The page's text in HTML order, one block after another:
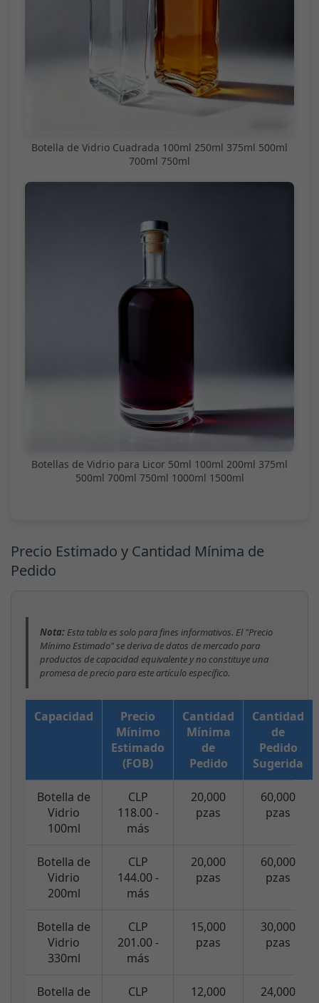
Botella de Vidrio Cuadrada 100ml 250ml 375ml 500ml
700ml 750ml
Botellas de Vidrio para Licor 50ml 100ml 200ml 375ml
500ml 700ml 750ml 1000ml 1500ml
Precio Estimado y Cantidad Mínima de
Pedido
Nota:Esta tabla es solo para fines informativos. El "Precio
Mínimo Estimado" se deriva de datos de mercado para
productos de capacidad equivalente y no constituye una
promesa de precio para este artículo específico.
Capacidad
Precio
Mínimo
Estimado
(FOB)
Cantidad
Mínima
de
Pedido
Cantidad
de
Pedido
Sugerida
Botella de
Vidrio
100ml
CLP
118.00 -
más
20,000
pzas
60,000
pzas
Botella de
Vidrio
200ml
CLP
144.00 -
más
20,000
pzas
60,000
pzas
Botella de
Vidrio
330ml
CLP
201.00 -
más
15,000
pzas
30,000
pzas
Botella de
CLP
12,000
24,000